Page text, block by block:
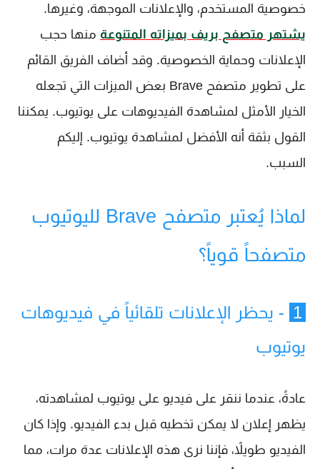
خصوصية المستخدم، والإعلانات الموجهة، وغيرها.
يشتهر متصفح بريف بميزاته المتنوعة منها حجب
الإعلانات وحماية الخصوصية. وقد أضاف الفريق القائم
على تطوير متصفح Brave بعض الميزات التي تجعله
الخيار الأمثل لمشاهدة الفيديوهات على يوتيوب. يمكننا
القول بثقة أنه الأفضل لمشاهدة يوتيوب. إليكم
السبب.
لماذا يُعتبر متصفح Brave لليوتيوب
متصفحاً قوياً؟
1 - يحظر الإعلانات تلقائياً في فيديوهات
يوتيوب
عادةً، عندما ننقر على فيديو على يوتيوب لمشاهدته،
يظهر إعلان لا يمكن تخطيه قبل بدء الفيديو. وإذا كان
الفيديو طويلاً، فإننا نرى هذه الإعلانات عدة مرات، مما